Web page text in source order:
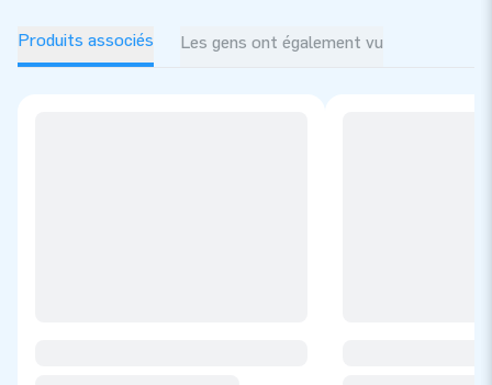
Produits associés Les gens ont également vu